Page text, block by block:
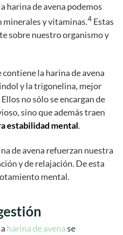
harina de avena podemos
minerales y vitaminas.4 Estas
sobre nuestro organismo y
la harina de avena
y la trigonelina, mejor
no sólo se encargan de
sino que además traen
estabilidad mental.
de avena refuerzan nuestra
y de relajación. De esta
mental.
harina de avenase